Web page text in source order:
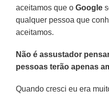
aceitamos que oGoogle
qualquer pessoa que
aceitamos.
Não é assustador
pessoas terão apenas
Quando cresci eu era